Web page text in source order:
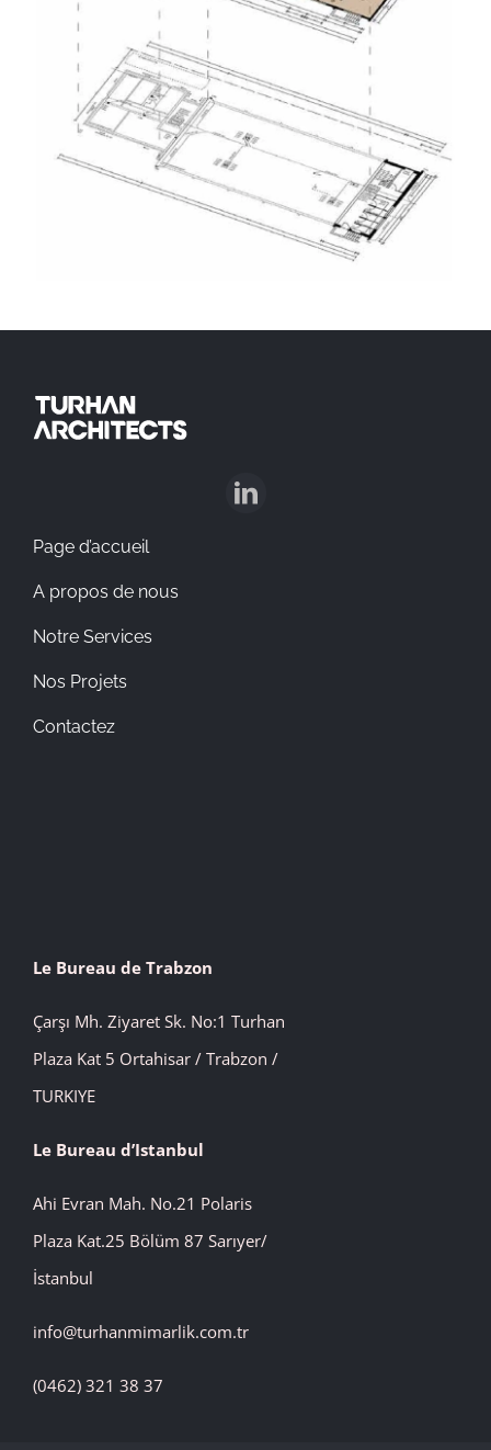
Page d’accueil
A propos de nous
Notre Services
Nos Projets
Contactez
Le Bureau de Trabzon
Çarşı Mh. Ziyaret Sk. No:1 Turhan
Plaza Kat 5 Ortahisar / Trabzon /
TURKIYE
Le Bureau d’Istanbul
Ahi Evran Mah. No.21 Polaris
Plaza Kat.25 Bölüm 87 Sarıyer/
İstanbul
info@turhanmimarlik.com.tr
(0462) 321 38 37